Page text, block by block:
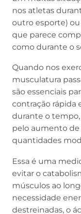
nos atletas
outro esporte)
que parece
como durante o
Quando nos
musculatura
são essenciais
contração rápida
durante o
pelo aumento
quantidades
Essa é uma
evitar o
músculos ao
necessidade
destreinadas, o